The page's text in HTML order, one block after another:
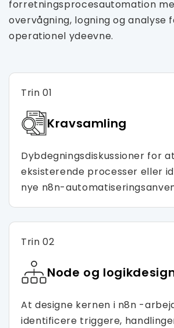
forretningsprocesautomation
overvågning, logning og analyse
operationel ydeevne.
Trin 01
Kravsamling
Dybdegningsdiskussioner for
eksisterende processer eller
nye n8n-
Trin 02
Node og
At designe kernen i n8n -
identificere triggere,